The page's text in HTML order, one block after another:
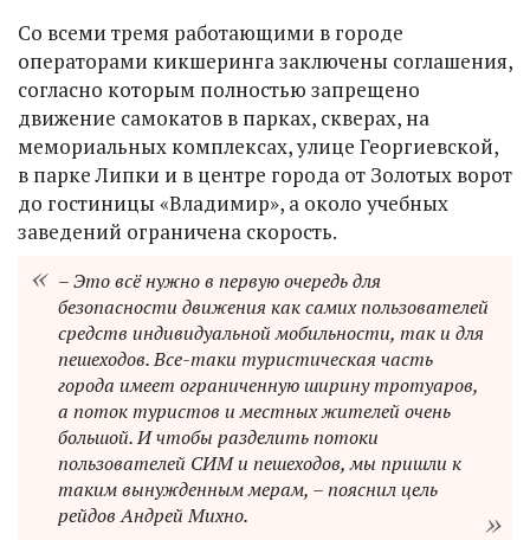
Со всеми тремя работающими в городе
операторами кикшеринга заключены соглашения,
согласно которым полностью запрещено
движение самокатов в парках, скверах, на
мемориальных комплексах, улице Георгиевской,
в парке Липки и в центре города от Золотых ворот
до гостиницы «Владимир», а около учебных
заведений ограничена скорость.
– Это всё нужно в первую очередь для
безопасности движения как самих пользователей
средств индивидуальной мобильности, так и для
пешеходов. Все-таки туристическая часть
города имеет ограниченную ширину тротуаров,
а поток туристов и местных жителей очень
большой. И чтобы разделить потоки
пользователей СИМ и пешеходов, мы пришли к
таким вынужденным мерам, – пояснил цель
рейдов Андрей Михно.